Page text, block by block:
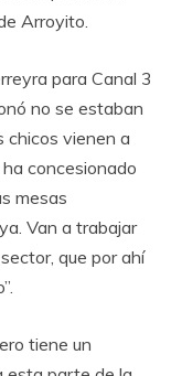
Arroyito.
para Canal 3
no se estaban
chicos vienen a
concesionado
mesas
Van a trabajar
que por ahí
tiene un